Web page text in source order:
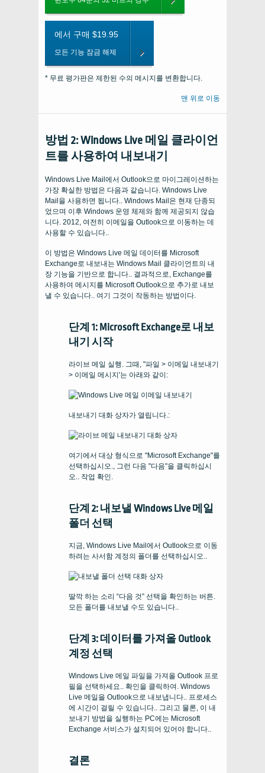
에서 구매 $19.95
모든 기능 잠금 해제
* 무료 평가판은 제한된 수의 메시지를 변환합니다.
맨 위로 이동
방법 2: Windows Live 메일 클라이언
트를 사용하여 내보내기
Windows Live Mail에서 Outlook으로 마이그레이션하는
가장 확실한 방법은 다음과 같습니다. Windows Live
Mail을 사용하면 됩니다.. Windows Mail은 현재 단종되
었으며 이후 Windows 운영 체제와 함께 제공되지 않습
니다. 2012, 여전히 이메일을 Outlook으로 이동하는 데
사용할 수 있습니다..
이 방법은 Windows Live 메일 데이터를 Microsoft
Exchange로 내보내는 Windows Mail 클라이언트의 내
장 기능을 기반으로 합니다.. 결과적으로, Exchange를
사용하여 메시지를 Microsoft Outlook으로 추가로 내보
낼 수 있습니다.. 여기 그것이 작동하는 방법이다.
단계 1: Microsoft Exchange로 내보
내기 시작
라이브 메일 실행. 그때, "파일 > 이메일 내보내기
> 이메일 메시지'는 아래와 같이:
내보내기 대화 상자가 열립니다.:
여기에서 대상 형식으로 "Microsoft Exchange"를
선택하십시오., 그런 다음 "다음"을 클릭하십시
오.. 작업 확인.
단계 2: 내보낼 Windows Live 메일
폴더 선택
지금, Windows Live Mail에서 Outlook으로 이동
하려는 사서함 계정의 폴더를 선택하십시오..
딸깍 하는 소리 “다음 것” 선택을 확인하는 버튼.
모든 폴더를 내보낼 수도 있습니다..
단계 3: 데이터를 가져올 Outlook
계정 선택
Windows Live 메일 파일을 가져올 Outlook 프로
필을 선택하세요.. 확인을 클릭하여. Windows
Live 메일을 Outlook으로 내보냅니다.. 프로세스
에 시간이 걸릴 수 있습니다.. 그리고 물론, 이 내
보내기 방법을 실행하는 PC에는 Microsoft
Exchange 서비스가 설치되어 있어야 합니다..
결론